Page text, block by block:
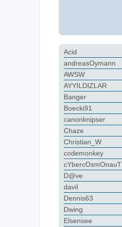
Acid
andreasOymann
AWSW
AYYILDIZLAR
Banger
Boecki91
canonknipser
Chaze
Christian_W
codemonkey
cYbercOsmOnauT
D@ve
davil
Dennis63
Dwing
Elsensee